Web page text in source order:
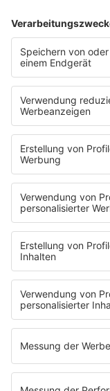
Hausrat, bei
STARTSEITE
SERVICE
Kontakt
Newsletter
Jobs & Praktika
Pressekontakt
Presse & Downloads
Verkehr
Wetter
EMPFANG
Übersicht
radio.de